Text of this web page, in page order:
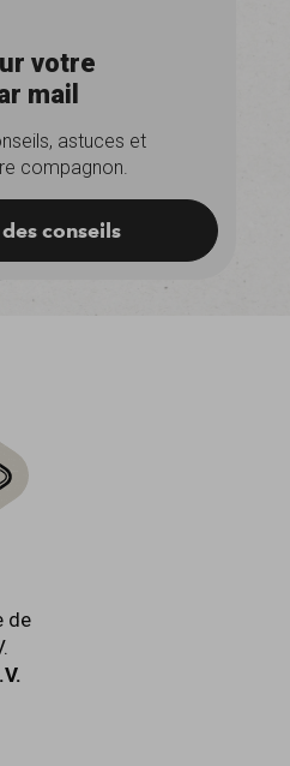
votre
mail
astuces et
compagnon.
conseils
de